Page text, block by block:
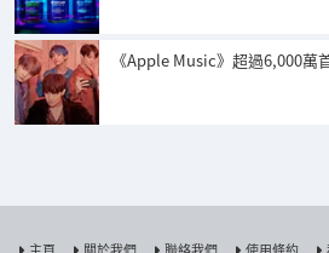
《Apple Music》超過6,000萬